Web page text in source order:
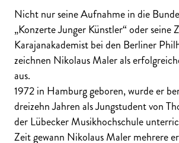
Nicht nur seine Aufnahme in die
„Konzerte Junger Künstler“ oder seine
Karajanakademist bei den Berliner
zeichnen Nikolaus Maler als
aus.
1972 in Hamburg geboren, wurde er
dreizehn Jahren als Jungstudent von
der Lübecker Musikhochschule
Zeit gewann Nikolaus Maler mehrere